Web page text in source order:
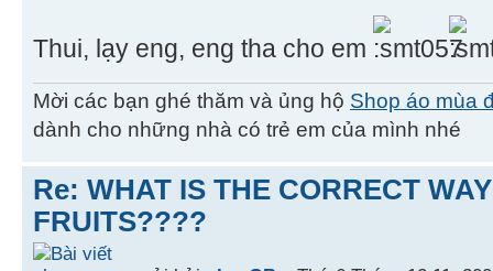
Thui, lạy eng, eng tha cho em
Mời các bạn ghé thăm và ủng hộ Shop áo mùa
dành cho những nhà có trẻ em của mình nhé
Re: WHAT IS THE CORRECT
FRUITS????